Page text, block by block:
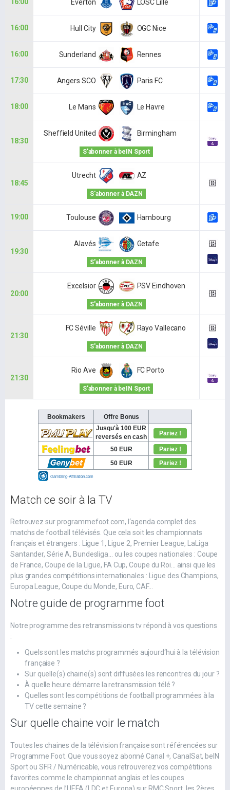
Everton LOSC Lille
16:00 Hull City OGC Nice
16:00 Sunderland Rennes
17:30 Angers SCO Paris FC
18:00 Le Mans Le Havre
18:30
Sheffield United Birmingham
S'abonner à beIN Sport
18:45
Utrecht AZ
S'abonner à DAZN
19:00 Toulouse Hambourg
19:30
Alavés Getafe
S'abonner à DAZN
20:00
Excelsior PSV Eindhoven
S'abonner à DAZN
21:30
FC Séville Rayo Vallecano
S'abonner à DAZN
21:30
Rio Ave FC Porto
S'abonner à beIN Sport
Match ce soir à la TV
Retrouvez sur programmefoot.com, l‘agenda complet des
matchs de football télévisés. Que cela soit les championnats
français et étrangers : Ligue 1, Ligue 2, Premier League, LaLiga
Santander, Série A, Bundesliga... ou les coupes nationales : Coupe
de France, Coupe de la Ligue, FA Cup, Coupe du Roi... ainsi que les
plus grandes compétitions internationales : Ligue des Champions,
Europa League, Coupe du Monde, Euro, CAF...
Notre guide de programme foot
Notre programme des retransmissions tv répond à vos questions
:
Quels sont les matchs programmés aujourd‘hui à la télévision
française ?
Sur quelle(s) chaine(s) sont diffusées les rencontres du jour ?
À quelle heure démarre la retransmission télé ?
Quelles sont les compétitions de football programmées à la
TV cette semaine ?
Sur quelle chaine voir le match
Toutes les chaines de la télévision française sont référencées sur
Programme Foot. Que vous soyez abonné Canal +, CanalSat, beIN
Sport ou SFR / Numéricable, vous retrouverez vos compétitions
favorites comme le championnat anglais et les coupes